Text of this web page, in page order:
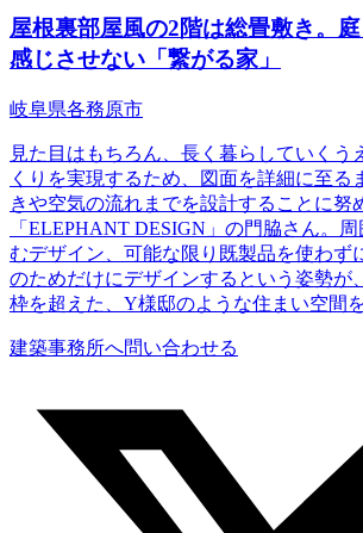
屋根裏部屋風の2階は総畳敷き。
感じさせない「繋がる家」
岐阜県各務原市
見た目はもちろん、長く暮らしていくう
くりを実現するため、図面を詳細に至る
きや空気の流れまでを設計することに努
「ELEPHANT DESIGN」の門脇さん。
むデザイン、可能な限り既製品を使わず
のためだけにデザインするという姿勢が
枠を超えた、Y様邸のような住まい空間
建築事務所へ問い合わせる